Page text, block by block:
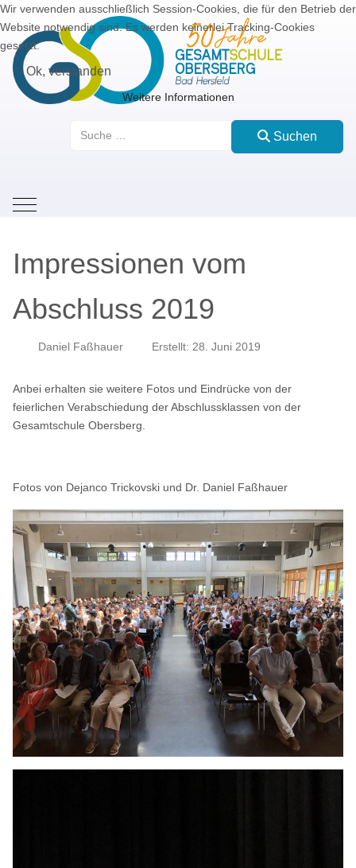
Suchen
Mobile Menu Toggle
Impressionen vom
Abschluss 2019
Daniel Faßhauer Erstellt: 28. Juni 2019
Anbei erhalten sie weitere Fotos und Eindrücke von der
feierlichen Verabschiedung der Abschlussklassen von der
Gesamtschule Obersberg.
Fotos von Dejanco Trickovski und Dr. Daniel Faßhauer
Wir verwenden ausschließlich Session-Cookies, die für den Betrieb der
Website notwendig sind. Es werden keinerlei Tracking-Cookies
gesetzt.
Ok, verstanden
Weitere Informationen